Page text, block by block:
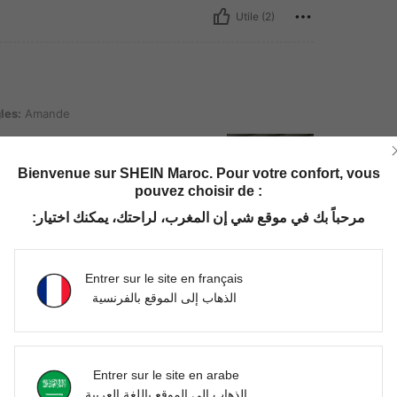
Utile (2)
Amande
Bienvenue sur SHEIN Maroc. Pour votre confort, vous
pouvez choisir de :
مرحباً بك في موقع شي إن المغرب، لراحتك، يمكنك اختيار:
Entrer sur le site en français
الذهاب إلى الموقع بالفرنسية
Entrer sur le site en arabe
الذهاب إلى الموقع باللغة العربية